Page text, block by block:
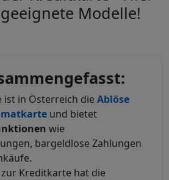
Modelle!
ist in Österreich die Ablöse
und bietet
wie
bargeldlose Zahlungen
Kreditkarte hat die